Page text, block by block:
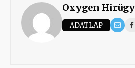
Oxygen
ADATLAP